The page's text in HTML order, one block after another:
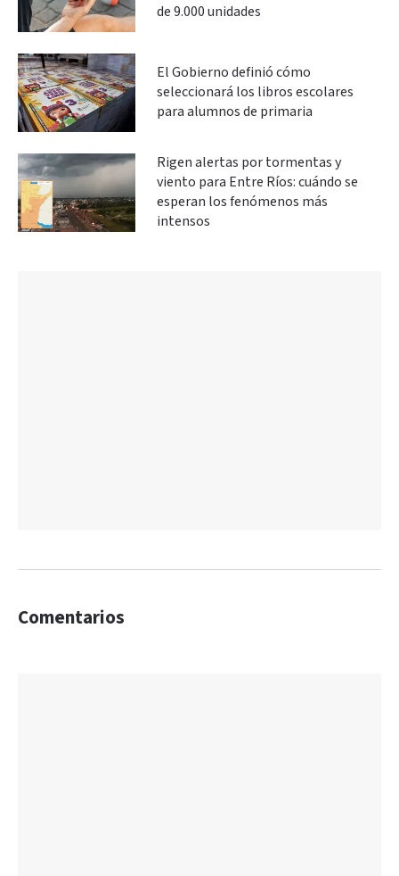
de 9.000 unidades
El Gobierno definió cómo
seleccionará los libros escolares
para alumnos de primaria
Rigen alertas por tormentas y
viento para Entre Ríos: cuándo se
esperan los fenómenos más
intensos
Comentarios